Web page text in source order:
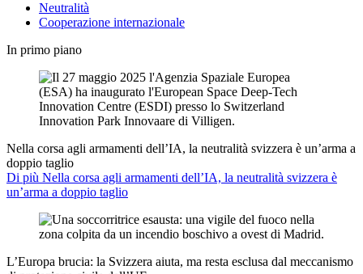
Neutralità
Cooperazione internazionale
In primo piano
Nella corsa agli armamenti dell’IA, la neutralità svizzera è un’arma a
doppio taglio
Di più Nella corsa agli armamenti dell’IA, la neutralità svizzera è
un’arma a doppio taglio
L’Europa brucia: la Svizzera aiuta, ma resta esclusa dal meccanismo